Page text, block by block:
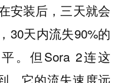
安装后，三天就会
30天内流失90%的
。但Sora 2连这